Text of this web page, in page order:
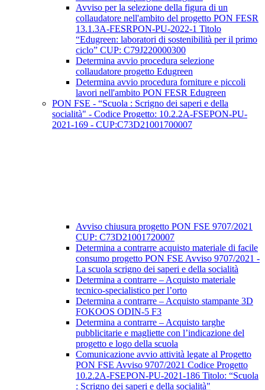
Avviso per la selezione della figura di un
collaudatore nell'ambito del progetto PON FESR
13.1.3A-FESRPON-PU-2022-1 Titolo
“Edugreen: laboratori di sostenibilità per il primo
ciclo” CUP: C79J220000300
Determina avvio procedura selezione
collaudatore progetto Edugreen
Determina avvio procedura forniture e piccoli
lavori nell'ambito PON FESR Edugreen
PON FSE - “Scuola : Scrigno dei saperi e della
socialità" - Codice Progetto: 10.2.2A-FSEPON-PU-
2021-169 - CUP:C73D21001700007
Avviso chiusura progetto PON FSE 9707/2021
CUP: C73D21001720007
Determina a contrarre acquisto materiale di facile
consumo progetto PON FSE Avviso 9707/2021 -
La scuola scrigno dei saperi e della socialità
Determina a contrarre – Acquisto materiale
tecnico-specialistico per l’orto
Determina a contrarre – Acquisto stampante 3D
FOKOOS ODIN-5 F3
Determina a contrarre – Acquisto targhe
pubblicitarie e magliette con l’indicazione del
progetto e logo della scuola
Comunicazione avvio attività legate al Progetto
PON FSE Avviso 9707/2021 Codice Progetto
10.2.2A-FSEPON-PU-2021-186 Titolo: “Scuola
: Scrigno dei saperi e della socialità"